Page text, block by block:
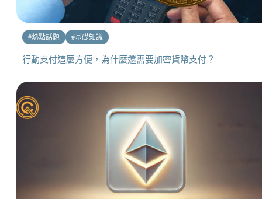
#熱點話題 #基礎知識
行動支付這麼方便，為什麼還需要加密貨幣支付？